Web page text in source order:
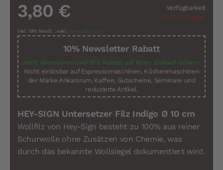
Verfügbarkeit
Nicht auf Lager
3,80 €
Inkl. 19% MwSt. , exkl. Versandkosten
10% Newsletter Rabatt
Jetzt abonnieren und 10% Rabatt auf Ihren Einkauf sichern.
Nicht einlösbar auf Espressomaschinen, Küchenmaschinen
der Marke Ankarsrum, Kaffee, Gutscheine, Seminare und
reduzierte Artikel.
HEY-SIGN Untersetzer Filz Indigo Ø 10 cm
Wollfilz von Hey-Sign besteht zu 100% aus reiner
Schurwolle ohne Zusätzen von Chemie, was
durch das bekannte Wollsiegel dokumentiert wird.